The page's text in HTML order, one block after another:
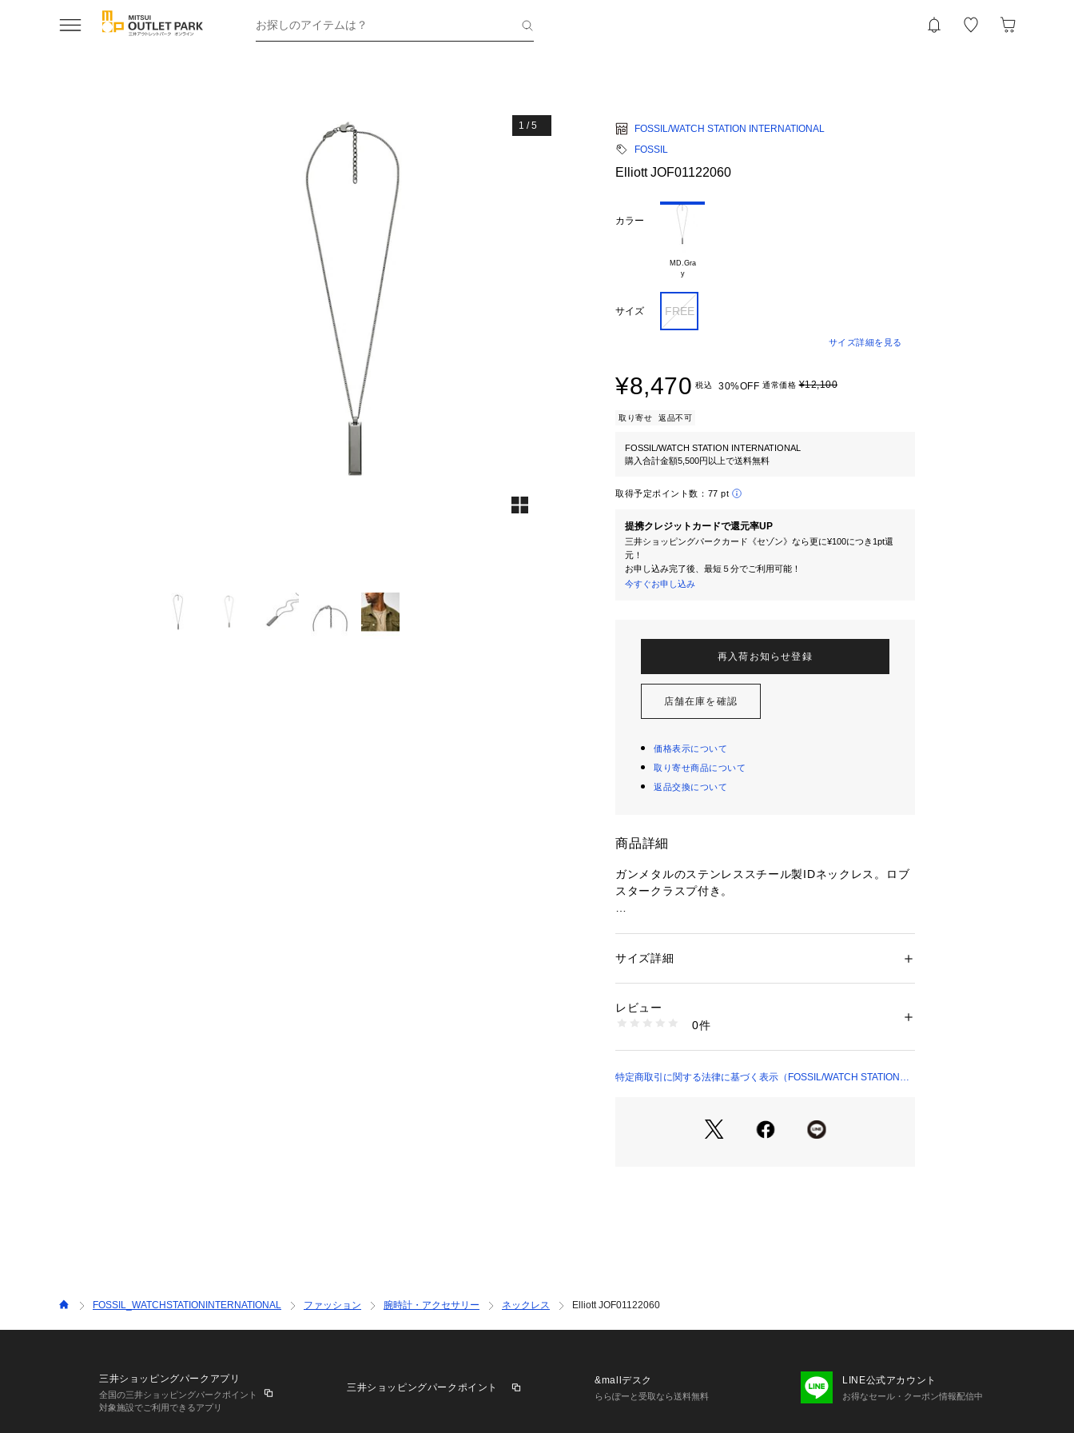
お探しのアイテムは？
1 /5
FOSSIL/WATCH STATION INTERNATIONAL
FOSSIL
Elliott JOF01122060
カラー
MD.Gra
y
サイズ FREE
サイズ詳細を見る
¥8,470 税込 30%OFF 通常価格¥12,100
取り寄せ 返品不可
FOSSIL/WATCH STATION INTERNATIONAL
購入合計金額5,500円以上で送料無料
取得予定ポイント数： 77 pt
提携クレジットカードで還元率UP
三井ショッピングパークカード《セゾン》なら更に¥100につき1pt還
元！
お申し込み完了後、最短５分でご利用可能！
今すぐお申し込み
再入荷お知らせ登録
店舗在庫を確認
価格表示について
取り寄せ商品について
返品交換について
商品詳細
ガンメタルのステンレススチール製IDネックレス。ロブ
スタークラスプ付き。
性別：メンズ
1096400000603
サイズ詳細
レビュー
0件
特定商取引に関する法律に基づく表示（FOSSIL/WATCH STATION
FOSSIL_WATCHSTATIONINTERNATIONAL ファッション 腕時計・アクセサリー ネックレス Elliott JOF01122060
三井ショッピングパークアプリ
全国の三井ショッピングパークポイント
対象施設でご利用できるアプリ
三井ショッピングパークポイント
&mallデスク
ららぽーと受取なら送料無料
LINE公式アカウント
お得なセール・クーポン情報配信中